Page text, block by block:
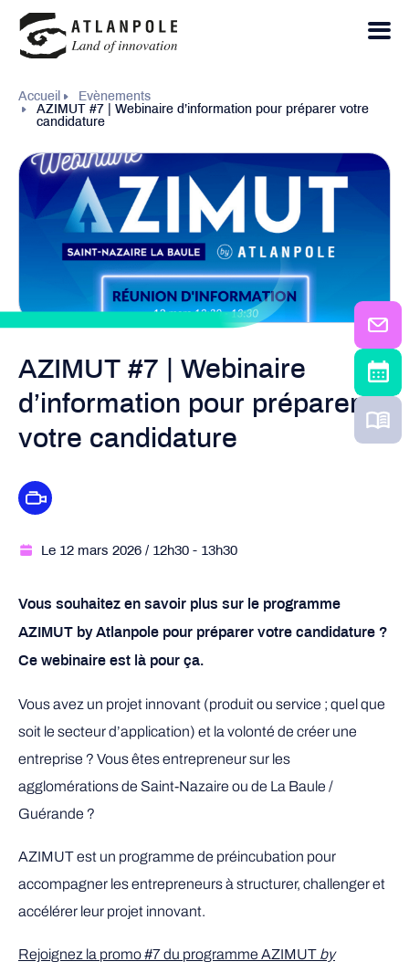
Accueil
Evènements
AZIMUT #7 | Webinaire d’information pour préparer votre
candidature
AZIMUT #7 | Webinaire
d’information pour préparer
votre candidature
Le 12 mars 2026 / 12h30 - 13h30
Vous souhaitez en savoir plus sur le programme
AZIMUT by Atlanpole pour préparer votre candidature ?
Ce webinaire est là pour ça.
Vous avez un projet innovant (produit ou service ; quel que
soit le secteur d’application) et la volonté de créer une
entreprise ? Vous êtes entrepreneur sur les
agglomérations de Saint-Nazaire ou de La Baule /
Guérande ?
AZIMUT est un programme de préincubation pour
accompagner les entrepreneurs à structurer, challenger et
accélérer leur projet innovant.
Rejoignez la promo #7 du programme AZIMUT by